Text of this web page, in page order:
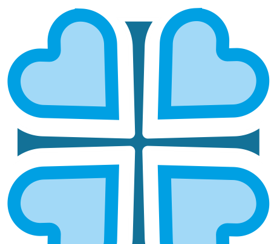
ПЕРМСКАЯ И КУНГУРСКАЯ
ГЛАВНАЯ МИТРОПОЛИИ ПЕРМСКАЯ И КУНГУРСКАЯ
Епархией управляет митрополит Пермский и
Кунгурский Мефодий.
ОСНОВНЫЕ НАПРАВЛЕНИЯ
РАБОТЫ
Социальное служение